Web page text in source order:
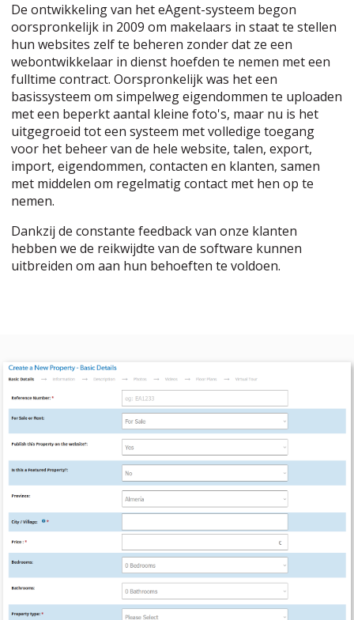
De ontwikkeling van het eAgent-systeem begon
oorspronkelijk in 2009 om makelaars in staat te stellen
hun websites zelf te beheren zonder dat ze een
webontwikkelaar in dienst hoefden te nemen met een
fulltime contract. Oorspronkelijk was het een
basissysteem om simpelweg eigendommen te uploaden
met een beperkt aantal kleine foto's, maar nu is het
uitgegroeid tot een systeem met volledige toegang
voor het beheer van de hele website, talen, export,
import, eigendommen, contacten en klanten, samen
met middelen om regelmatig contact met hen op te
nemen.
Dankzij de constante feedback van onze klanten
hebben we de reikwijdte van de software kunnen
uitbreiden om aan hun behoeften te voldoen.